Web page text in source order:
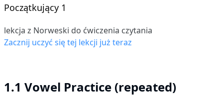
Początkujący 1
lekcja z Norweski do ćwiczenia czytania
Zacznij uczyć się tej lekcji już teraz
1.1 Vowel Practice (repeated)